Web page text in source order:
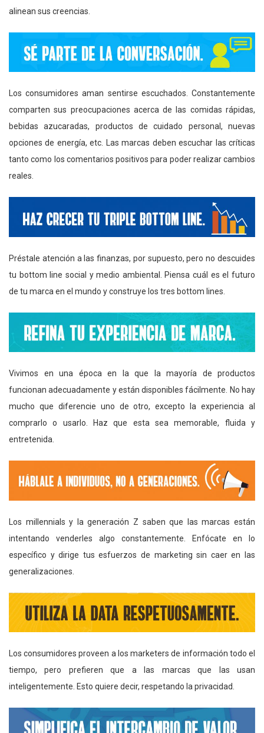
alinean sus creencias.
Los consumidores aman sentirse escuchados. Constantemente
comparten sus preocupaciones acerca de las comidas rápidas,
bebidas azucaradas, productos de cuidado personal, nuevas
opciones de energía, etc. Las marcas deben escuchar las críticas
tanto como los comentarios positivos para poder realizar cambios
reales.
Préstale atención a las finanzas, por supuesto, pero no descuides
tu bottom line social y medio ambiental. Piensa cuál es el futuro
de tu marca en el mundo y construye los tres bottom lines.
Vivimos en una época en la que la mayoría de productos
funcionan adecuadamente y están disponibles fácilmente. No hay
mucho que diferencie uno de otro, excepto la experiencia al
comprarlo o usarlo. Haz que esta sea memorable, fluida y
entretenida.
Los millennials y la generación Z saben que las marcas están
intentando venderles algo constantemente. Enfócate en lo
específico y dirige tus esfuerzos de marketing sin caer en las
generalizaciones.
Los consumidores proveen a los marketers de información todo el
tiempo, pero prefieren que a las marcas que las usan
inteligentemente. Esto quiere decir, respetando la privacidad.